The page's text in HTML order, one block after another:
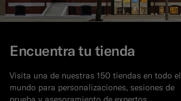
Encuentra tu tienda
Visita una de nuestras 150 tiendas en todo el
mundo para personalizaciones, sesiones de